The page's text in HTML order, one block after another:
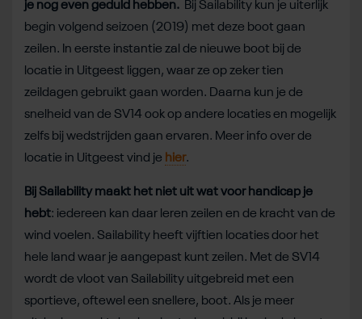
je nog even geduld hebben. Bij Sailability kun je uiterlijk
begin volgend seizoen (2019) met deze boot gaan
zeilen. In eerste instantie zal de nieuwe boot bij de
locatie in Uitgeest liggen, waar ze op zeker tien
zeildagen gebruikt gaan worden. Daarna kun je de
snelheid van de SV14 ook op andere locaties en mogelijk
zelfs bij wedstrijden gaan ervaren. Meer info over de
locatie in Uitgeest vind je hier.
Bij Sailability maakt het niet uit wat voor handicap je
hebt: iedereen kan daar leren zeilen en de kracht van de
wind voelen. Sailability heeft vijftien locaties door het
hele land waar je aangepast kunt zeilen. Met de SV14
wordt de vloot van Sailability uitgebreid met een
sportieve, oftewel een snellere, boot. Als je meer